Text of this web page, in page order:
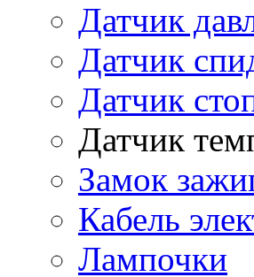
Датчик
Датчик
Датчик
Датчик
Замок
Кабель
Лампочки